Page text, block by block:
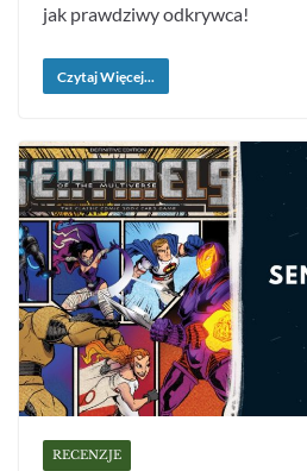
jak prawdziwy odkrywca!
Czytaj Więcej...
RECENZJE